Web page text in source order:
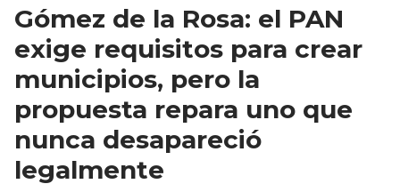
Gómez de la Rosa: el PAN
exige requisitos para crear
municipios, pero la
propuesta repara uno que
nunca desapareció
legalmente